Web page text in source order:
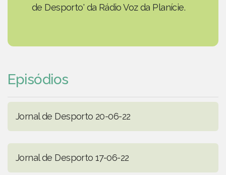
de Desporto' da Rádio Voz da Planície.
Episódios
Jornal de Desporto 20-06-22
Jornal de Desporto 17-06-22